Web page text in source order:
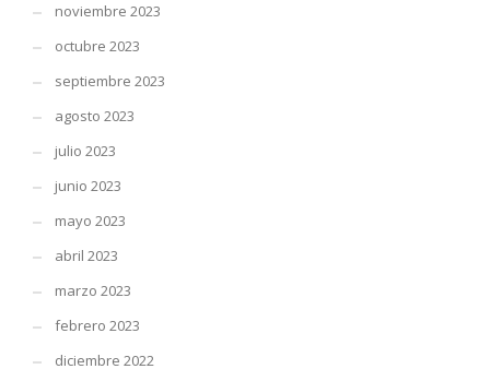
noviembre 2023
octubre 2023
septiembre 2023
agosto 2023
julio 2023
junio 2023
mayo 2023
abril 2023
marzo 2023
febrero 2023
diciembre 2022